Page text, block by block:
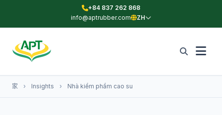
+84 837 262 868
info@aptrubber.com
ZH
家 › Insights › Nhà kiểm phẩm cao su